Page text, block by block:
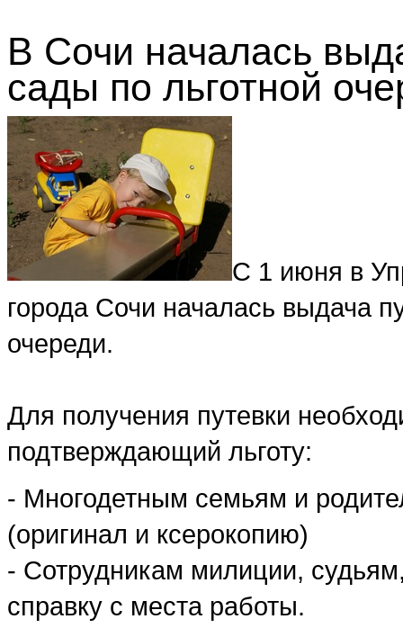
В Сочи началась
сады по льготной
С 1 июня в
города Сочи началась выдача
очереди.
Для получения путевки
подтверждающий льготу:
- Многодетным семьям и
(оригинал и ксерокопию)
- Сотрудникам милиции,
справку с места работы.